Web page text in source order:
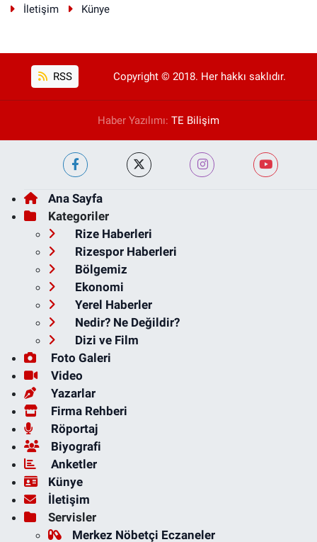
İletişim Künye
RSS Copyright © 2018. Her hakkı saklıdır.
Haber Yazılımı: TE Bilişim
Ana Sayfa
Kategoriler
Rize Haberleri
Rizespor Haberleri
Bölgemiz
Ekonomi
Yerel Haberler
Nedir? Ne Değildir?
Dizi ve Film
Foto Galeri
Video
Yazarlar
Firma Rehberi
Röportaj
Biyografi
Anketler
Künye
İletişim
Servisler
Merkez Nöbetçi Eczaneler